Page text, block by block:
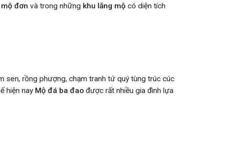
mộ đơn và trong những khu lăng mộ có diện tích
sen, rồng phượng, chạm tranh tứ quý tùng trúc cúc
hiện nay Mộ đá ba đao được rất nhiều gia đình lựa